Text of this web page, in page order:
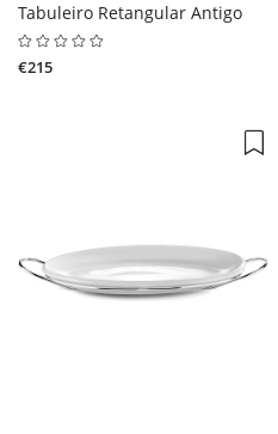
Tabuleiro Retangular Antigo
€215